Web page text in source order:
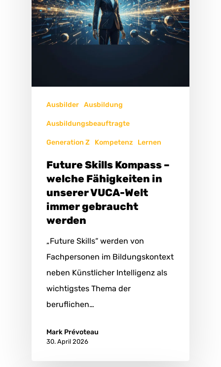
Ausbilder Ausbildung
Ausbildungsbeauftragte
Generation Z Kompetenz Lernen
Future Skills Kompass –
welche Fähigkeiten in
unserer VUCA-Welt
immer gebraucht
werden
„Future Skills“ werden von
Fachpersonen im Bildungskontext
neben Künstlicher Intelligenz als
wichtigstes Thema der
beruflichen…
Mark Prévoteau
30. April 2026